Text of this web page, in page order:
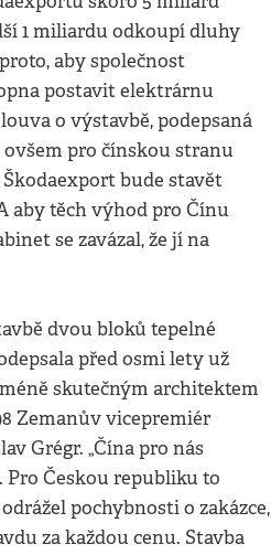
1 miliardu odkoupí dluhy
aby společnost
postavit elektrárnu
o výstavbě, podepsaná
pro čínskou stranu
bude stavět
aby těch výhod pro Čínu
se zavázal, že jí na
dvou bloků tepelné
před osmi lety už
skutečným architektem
Zemanův vicepremiér
Grégr. „Čína pro nás
Českou republiku to
pochybnosti o zakázce,
za každou cenu. Stavba